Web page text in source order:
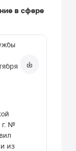
24
г.)
в сфере
г. №
из